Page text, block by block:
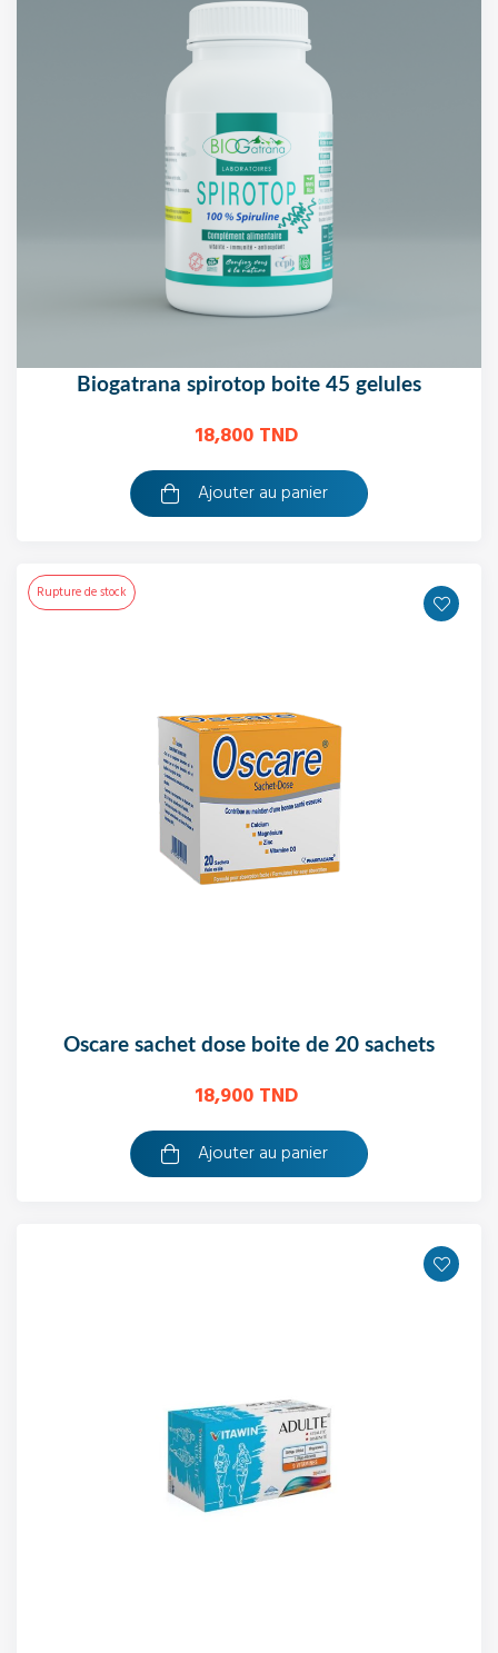
biogatrana spirotop boite 45 gelules
18,800 TND
Ajouter au panier
Rupture de stock
oscare sachet dose boite de 20 sachets
18,900 TND
Ajouter au panier